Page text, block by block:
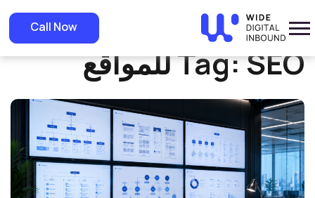
Call Now Home SEO للمواقع
Tag:SEO للمواقع